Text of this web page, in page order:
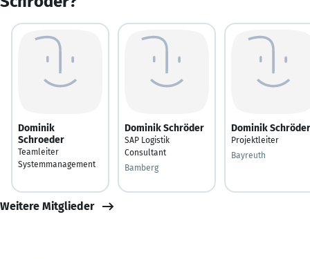
Dominik
Schroeder
Teamleiter
Systemmanagement
Dominik Schröder
SAP Logistik
Consultant
Bamberg
Dominik Schröder
Projektleiter
Bayreuth
Weitere Mitglieder